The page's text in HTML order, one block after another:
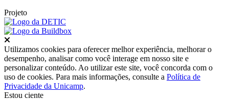
Projeto
Utilizamos cookies para oferecer melhor experiência, melhorar o
desempenho, analisar como você interage em nosso site e
personalizar conteúdo. Ao utilizar este site, você concorda com o
uso de cookies. Para mais informações, consulte a Política de
Privacidade da Unicamp.
Estou ciente